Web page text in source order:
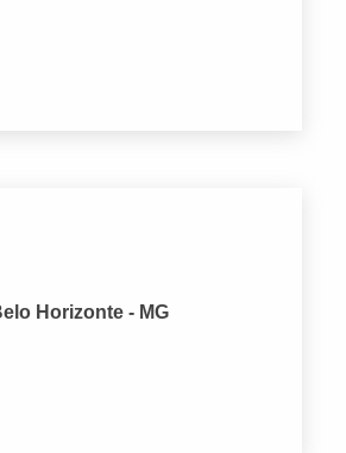
Horizonte - MG